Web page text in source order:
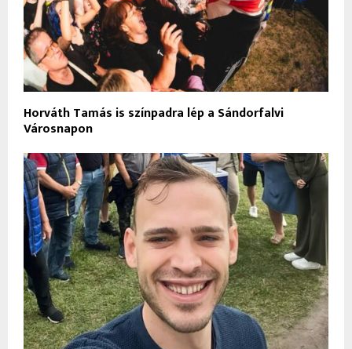
Horváth Tamás is színpadra lép a Sándorfalvi
Városnapon